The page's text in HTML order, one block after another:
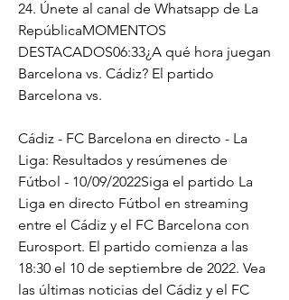
24. Únete al canal de Whatsapp de La
RepúblicaMOMENTOS
DESTACADOS06:33¿A qué hora juegan
Barcelona vs. Cádiz? El partido
Barcelona vs.
Cádiz - FC Barcelona en directo - La
Liga: Resultados y resúmenes de
Fútbol - 10/09/2022Siga el partido La
Liga en directo Fútbol en streaming
entre el Cádiz y el FC Barcelona con
Eurosport. El partido comienza a las
18:30 el 10 de septiembre de 2022. Vea
las últimas noticias del Cádiz y el FC